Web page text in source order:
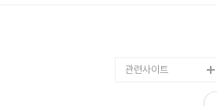
관련사이트